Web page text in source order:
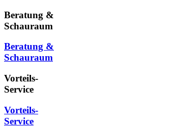
Beratung &
Schauraum
Beratung &
Schauraum
Vorteils-
Service
Vorteils-
Service